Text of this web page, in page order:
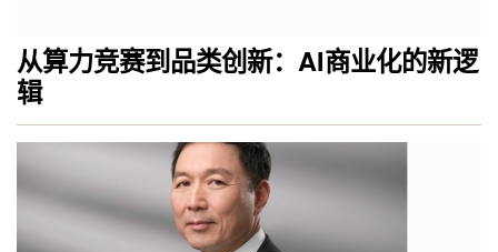
从算力竞赛到品类创新：AI商业化的新逻
辑